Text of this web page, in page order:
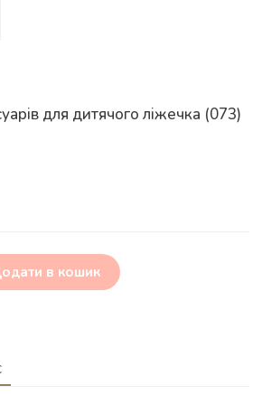
для дитячого ліжечка (073)
в кошик